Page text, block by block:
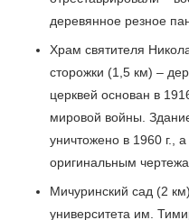
деревянное резное
Храм святителя
сторожки (1,5 км) –
церквей основан в
мировой войны.
уничтожено в 1960 г.,
оригинальным
Мичуринский сад (2
университета им.